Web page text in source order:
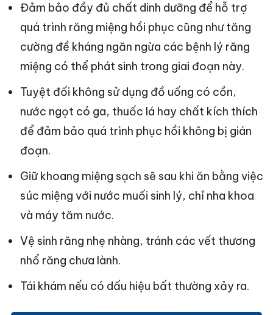
Đảm bảo đầy đủ chất dinh dưỡng để hỗ trợ
quá trình răng miệng hồi phục cũng như tăng
cường đề kháng ngăn ngừa các bệnh lý răng
miệng có thể phát sinh trong giai đoạn này.
Tuyệt đối không sử dụng đồ uống có cồn,
nước ngọt có ga, thuốc lá hay chất kích thích
để đảm bảo quá trình phục hồi không bị gián
đoạn.
Giữ khoang miệng sạch sẽ sau khi ăn bằng việc
súc miệng với nước muối sinh lý, chỉ nha khoa
và máy tăm nước.
Vệ sinh răng nhẹ nhàng, tránh các vết thương
nhổ răng chưa lành.
Tái khám nếu có dấu hiệu bất thường xảy ra.